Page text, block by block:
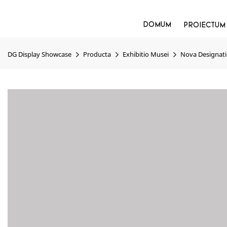
DOMUM PROIECTUM
DG Display Showcase Producta Exhibitio Musei Nova